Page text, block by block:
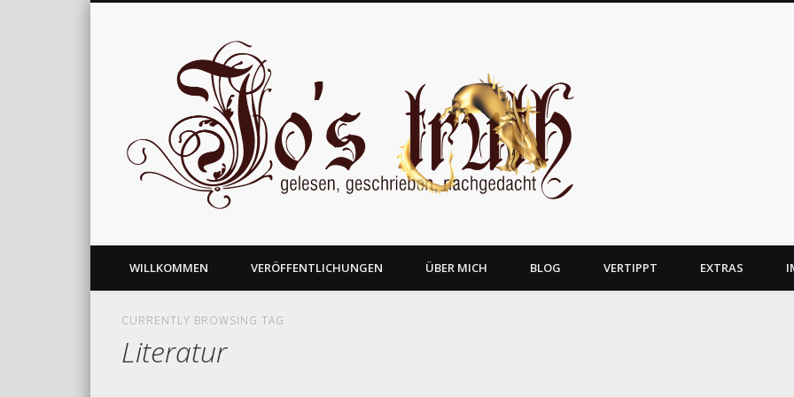
gelesen, geschrieben und nachgedacht
WILLKOMMEN VERÖFFENTLICHUNGEN ÜBER MICH BLOG VERTIPPT EXTRAS
CURRENTLY BROWSING TAG
Literatur